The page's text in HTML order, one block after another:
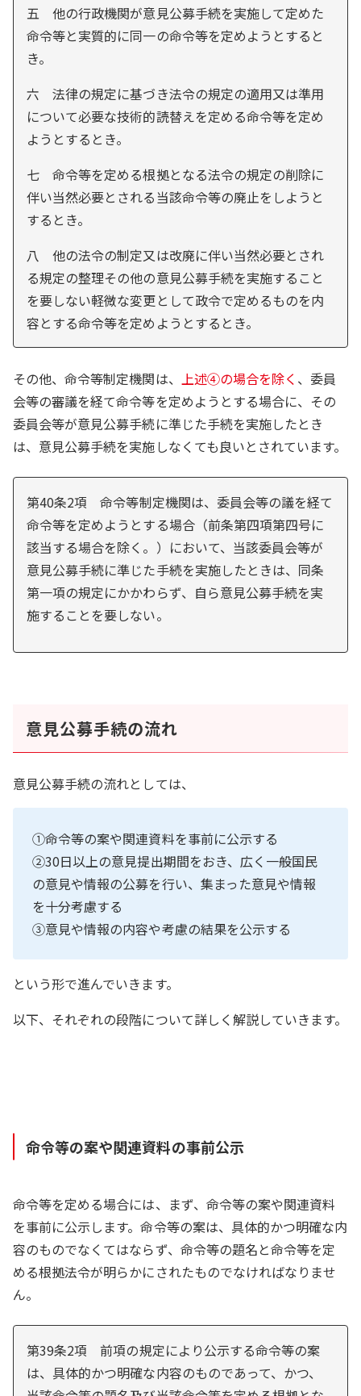
五 他の行政機関が意見公募手続を実施して定めた
命令等と実質的に同一の命令等を定めようとすると
き。
六 法律の規定に基づき法令の規定の適用又は準用
について必要な技術的読替えを定める命令等を定め
ようとするとき。
七 命令等を定める根拠となる法令の規定の削除に
伴い当然必要とされる当該命令等の廃止をしようと
するとき。
八 他の法令の制定又は改廃に伴い当然必要とされ
る規定の整理その他の意見公募手続を実施すること
を要しない軽微な変更として政令で定めるものを内
容とする命令等を定めようとするとき。
その他、命令等制定機関は、 上述④の場合を除く 、委員
会等の審議を経て命令等を定めようとする場合に、その
委員会等が意見公募手続に準じた手続を実施したとき
は、意見公募手続を実施しなくても良いとされています。
第40条2項 命令等制定機関は、委員会等の議を経て
命令等を定めようとする場合（前条第四項第四号に
該当する場合を除く。）において、当該委員会等が
意見公募手続に準じた手続を実施したときは、同条
第一項の規定にかかわらず、自ら意見公募手続を実
施することを要しない。
意見公募手続の流れ
意見公募手続の流れとしては、
①命令等の案や関連資料を事前に公示する
②30日以上の意見提出期間をおき、広く一般国民
の意見や情報の公募を行い、集まった意見や情報
を十分考慮する
③意見や情報の内容や考慮の結果を公示する
という形で進んでいきます。
以下、それぞれの段階について詳しく解説していきます。
命令等の案や関連資料の事前公示
命令等を定める場合には、まず、命令等の案や関連資料
を事前に公示します。命令等の案は、具体的かつ明確な内
容のものでなくてはならず、命令等の題名と命令等を定
める根拠法令が明らかにされたものでなければなりませ
ん。
第39条2項 前項の規定により公示する命令等の案
は、具体的かつ明確な内容のものであって、かつ、